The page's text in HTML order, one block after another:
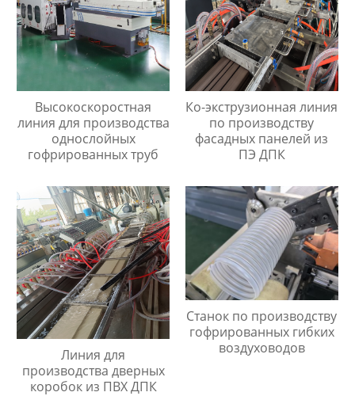
Высокоскоростная
линия для производства
однослойных
гофрированных труб
Ко-экструзионная линия
по производству
фасадных панелей из
ПЭ ДПК
Линия для
производства дверных
коробок из ПВХ ДПК
Станок по производству
гофрированных гибких
воздуховодов